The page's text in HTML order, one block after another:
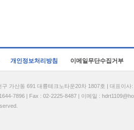
개인정보처리방침 이메일무단수집거부
가산동 691 대륭테크노타운20차 1807호 | 대표이
7896 | Fax : 02-2225-8487 | 이메일 :